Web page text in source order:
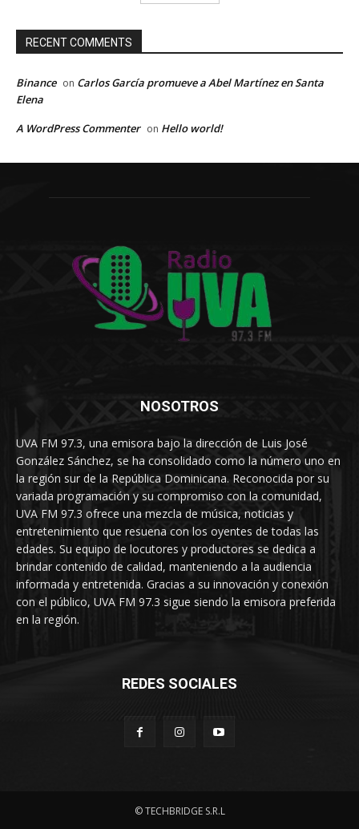
RECENT COMMENTS
Binance on Carlos García promueve a Abel Martínez en Santa
Elena
A WordPress Commenter on Hello world!
NOSOTROS
UVA FM 97.3, una emisora bajo la dirección de Luis José
González Sánchez, se ha consolidado como la número uno en
la región sur de la República Dominicana. Reconocida por su
variada programación y su compromiso con la comunidad,
UVA FM 97.3 ofrece una mezcla de música, noticias y
entretenimiento que resuena con los oyentes de todas las
edades. Su equipo de locutores y productores se dedica a
brindar contenido de calidad, manteniendo a la audiencia
informada y entretenida. Gracias a su innovación y conexión
con el público, UVA FM 97.3 sigue siendo la emisora preferida
en la región.
REDES SOCIALES
© TECHBRIDGE S.R.L